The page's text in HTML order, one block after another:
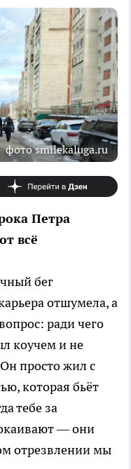
фото smilekaluga.ru
Петра
всё
бег
отшумела, а
ради чего
коучем и не
просто жил с
которая бьёт
тебе за
— они
отрезвлении мы